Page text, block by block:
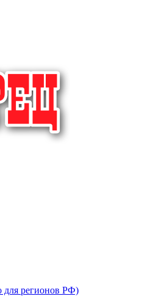
для регионов РФ)